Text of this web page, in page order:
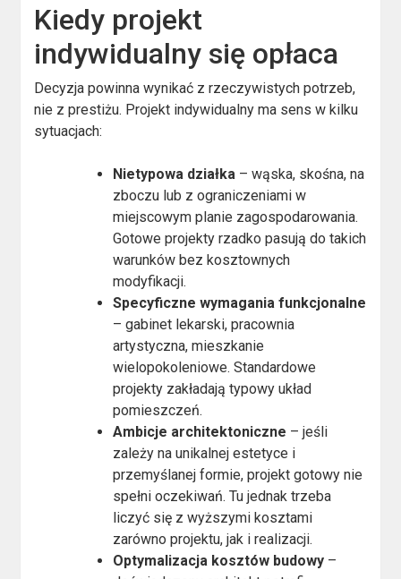
Kiedy projekt
indywidualny się opłaca
Decyzja powinna wynikać z rzeczywistych potrzeb,
nie z prestiżu. Projekt indywidualny ma sens w kilku
sytuacjach:
Nietypowa działka – wąska, skośna, na
zboczu lub z ograniczeniami w
miejscowym planie zagospodarowania.
Gotowe projekty rzadko pasują do takich
warunków bez kosztownych
modyfikacji.
Specyficzne wymagania funkcjonalne
– gabinet lekarski, pracownia
artystyczna, mieszkanie
wielopokoleniowe. Standardowe
projekty zakładają typowy układ
pomieszczeń.
Ambicje architektoniczne – jeśli
zależy na unikalnej estetyce i
przemyślanej formie, projekt gotowy nie
spełni oczekiwań. Tu jednak trzeba
liczyć się z wyższymi kosztami
zarówno projektu, jak i realizacji.
Optymalizacja kosztów budowy –